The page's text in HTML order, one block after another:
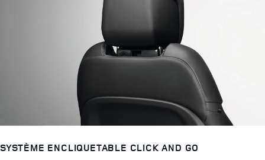
SYSTÈME ENCLIQUETABLE CLICK AND GO